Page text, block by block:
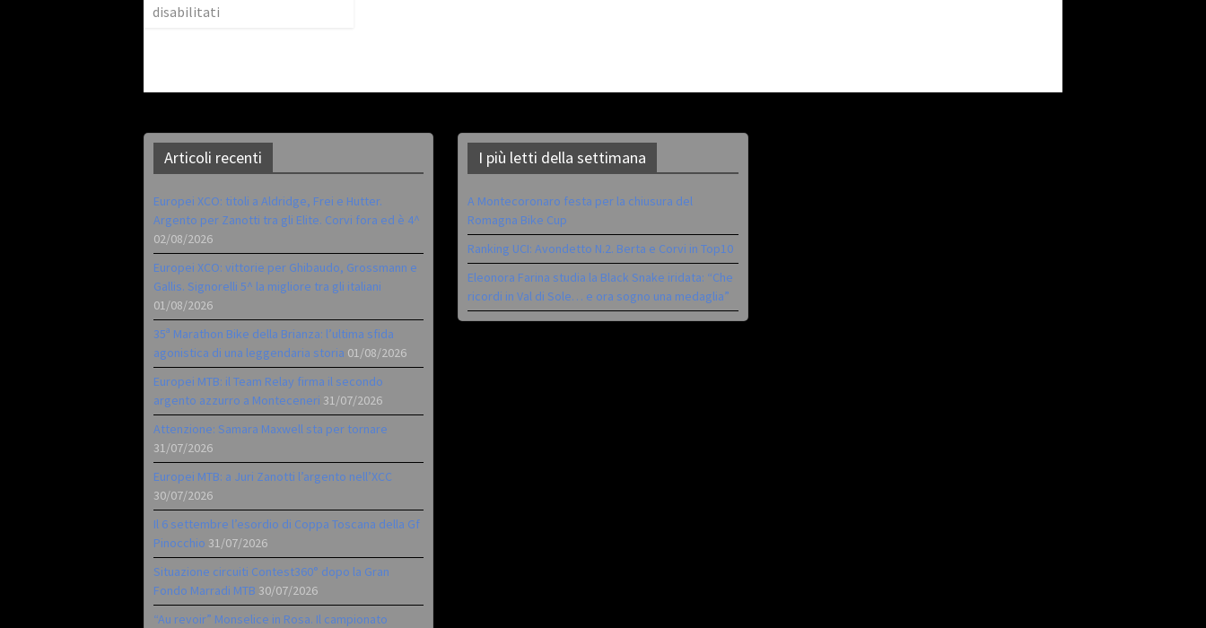
disabilitati
Articoli recenti
Europei XCO: titoli a Aldridge, Frei e Hutter.
Argento per Zanotti tra gli Elite. Corvi fora ed è 4^
02/08/2026
Europei XCO: vittorie per Ghibaudo, Grossmann e
Gallis. Signorelli 5^ la migliore tra gli italiani
01/08/2026
35ª Marathon Bike della Brianza: l’ultima sfida
agonistica di una leggendaria storia 01/08/2026
Europei MTB: il Team Relay firma il secondo
argento azzurro a Monteceneri 31/07/2026
Attenzione: Samara Maxwell sta per tornare
31/07/2026
Europei MTB: a Juri Zanotti l’argento nell’XCC
30/07/2026
Il 6 settembre l’esordio di Coppa Toscana della Gf
Pinocchio 31/07/2026
Situazione circuiti Contest360° dopo la Gran
Fondo Marradi MTB 30/07/2026
“Au revoir” Monselice in Rosa. Il campionato
I più letti della settimana
A Montecoronaro festa per la chiusura del
Romagna Bike Cup
Ranking UCI: Avondetto N.2. Berta e Corvi in Top10
Eleonora Farina studia la Black Snake iridata: “Che
ricordi in Val di Sole… e ora sogno una medaglia”